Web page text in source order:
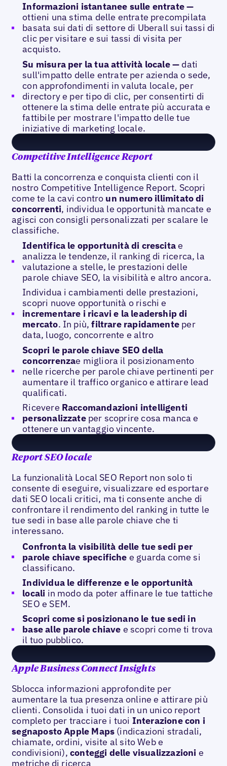
Informazioni istantanee sulle entrate —
ottieni una stima delle entrate precompilata
basata sui dati di settore di Uberall sui tassi di
clic per visitare e sui tassi di visita per
acquisto.
Su misura per la tua attività locale — dati
sull'impatto delle entrate per azienda o sede,
con approfondimenti in valuta locale, per
directory e per tipo di clic, per consentirti di
ottenere la stima delle entrate più accurata e
fattibile per mostrare l'impatto delle tue
iniziative di marketing locale.
Competitive Intelligence Report
Batti la concorrenza e conquista clienti con il
nostro Competitive Intelligence Report. Scopri
come te la cavi contro un numero illimitato di
concorrenti, individua le opportunità mancate e
agisci con consigli personalizzati per scalare le
classifiche.
Identifica le opportunità di crescitae
analizza le tendenze, il ranking di ricerca, la
valutazione a stelle, le prestazioni delle
parole chiave SEO, la visibilità e altro ancora.
Individua i cambiamenti delle prestazioni,
scopri nuove opportunità o rischi e
incrementare i ricavi e la leadership di
mercato. In più,filtrare rapidamente per
data, luogo, concorrente e altro
Scopri le parole chiave SEO della
concorrenzae migliora il posizionamento
nelle ricerche per parole chiave pertinenti per
aumentare il traffico organico e attirare lead
qualificati.
Ricevere Raccomandazioni intelligenti
personalizzateper scoprire cosa manca e
ottenere un vantaggio vincente.
Report SEO locale
La funzionalità Local SEO Report non solo ti
consente di eseguire, visualizzare ed esportare
dati SEO locali critici, ma ti consente anche di
confrontare il rendimento del ranking in tutte le
tue sedi in base alle parole chiave che ti
interessano.
Confronta la visibilità delle tue sedi per
parole chiave specifiche e guarda come si
classificano.
Individua le differenze e le opportunità
locali in modo da poter affinare le tue tattiche
SEO e SEM.
Scopri come si posizionano le tue sedi in
base alle parole chiave e scopri come ti trova
il tuo pubblico.
Apple Business Connect Insights
Sblocca informazioni approfondite per
aumentare la tua presenza online e attirare più
clienti. Consolida i tuoi dati in un unico report
completo per tracciare i tuoi Interazione con i
segnaposto Apple Maps (indicazioni stradali,
chiamate, ordini, visite al sito Web e
condivisioni),conteggi delle visualizzazioni e
metriche di ricerca